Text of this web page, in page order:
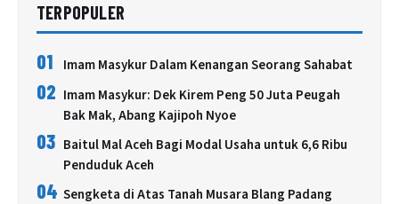
TERPOPULER
01 Imam Masykur Dalam Kenangan Seorang Sahabat
02 Imam Masykur: Dek Kirem Peng 50 Juta Peugah
Bak Mak, Abang Kajipoh Nyoe
03 Baitul Mal Aceh Bagi Modal Usaha untuk 6,6 Ribu
Penduduk Aceh
04 Sengketa di Atas Tanah Musara Blang Padang